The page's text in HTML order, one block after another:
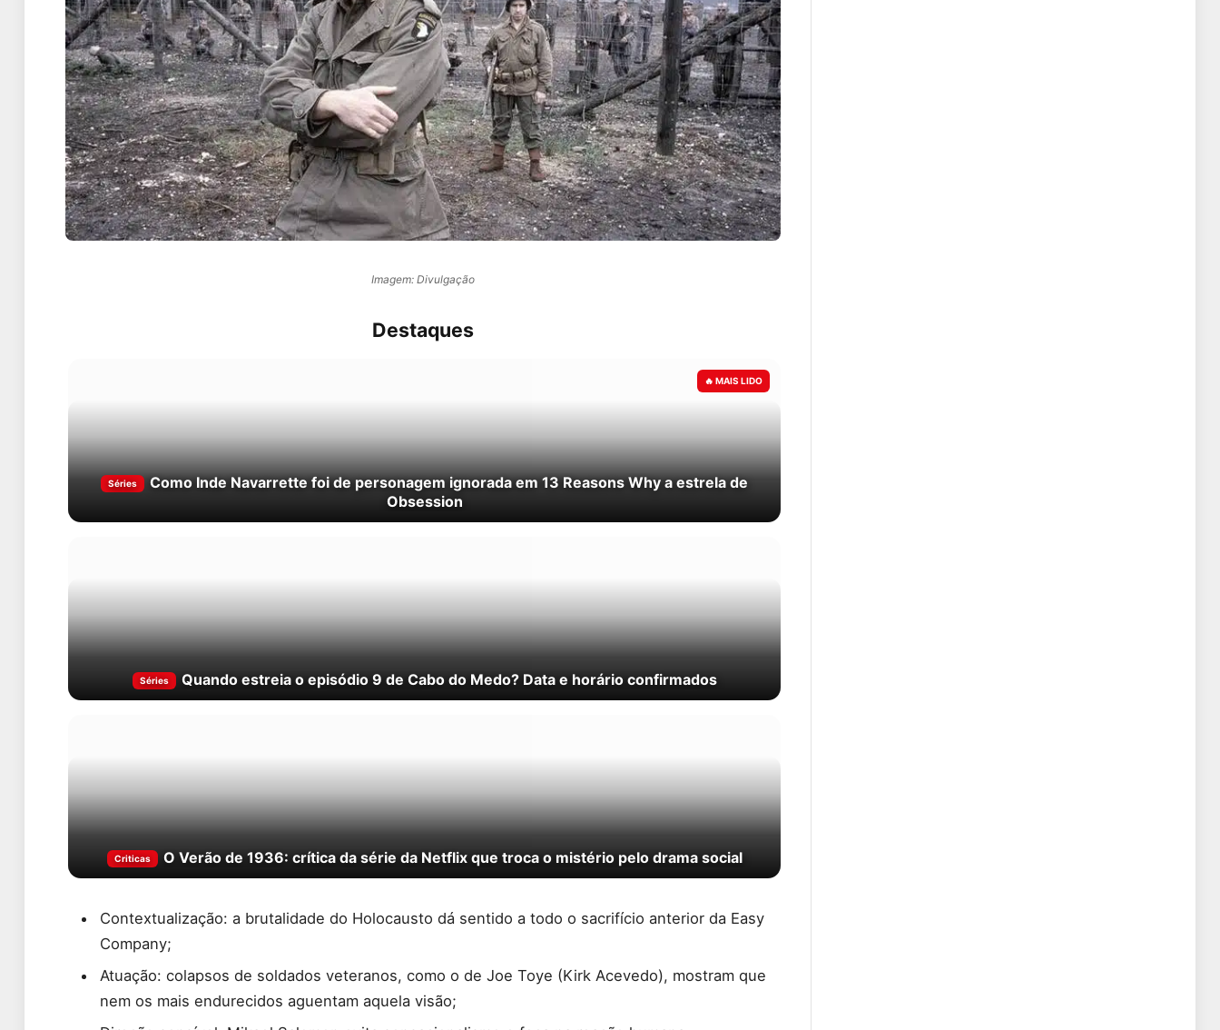
Imagem: Divulgação
Destaques
Séries
Como Inde Navarrette foi de personagem ignorada em 13 Reasons Why a estrela de
Obsession
Séries Quando estreia o episódio 9 de Cabo do Medo? Data e horário confirmados
Criticas O Verão de 1936: crítica da série da Netflix que troca o mistério pelo drama social
Contextualização: a brutalidade do Holocausto dá sentido a todo o sacrifício anterior da Easy
Company;
Atuação: colapsos de soldados veteranos, como o de Joe Toye (Kirk Acevedo), mostram que
nem os mais endurecidos aguentam aquela visão;